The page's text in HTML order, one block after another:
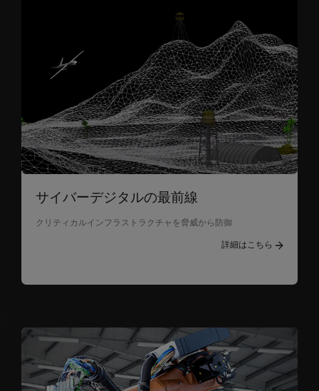
サイバーデジタルの最前線
クリティカルインフラストラクチャを脅威から防御
詳細はこちら